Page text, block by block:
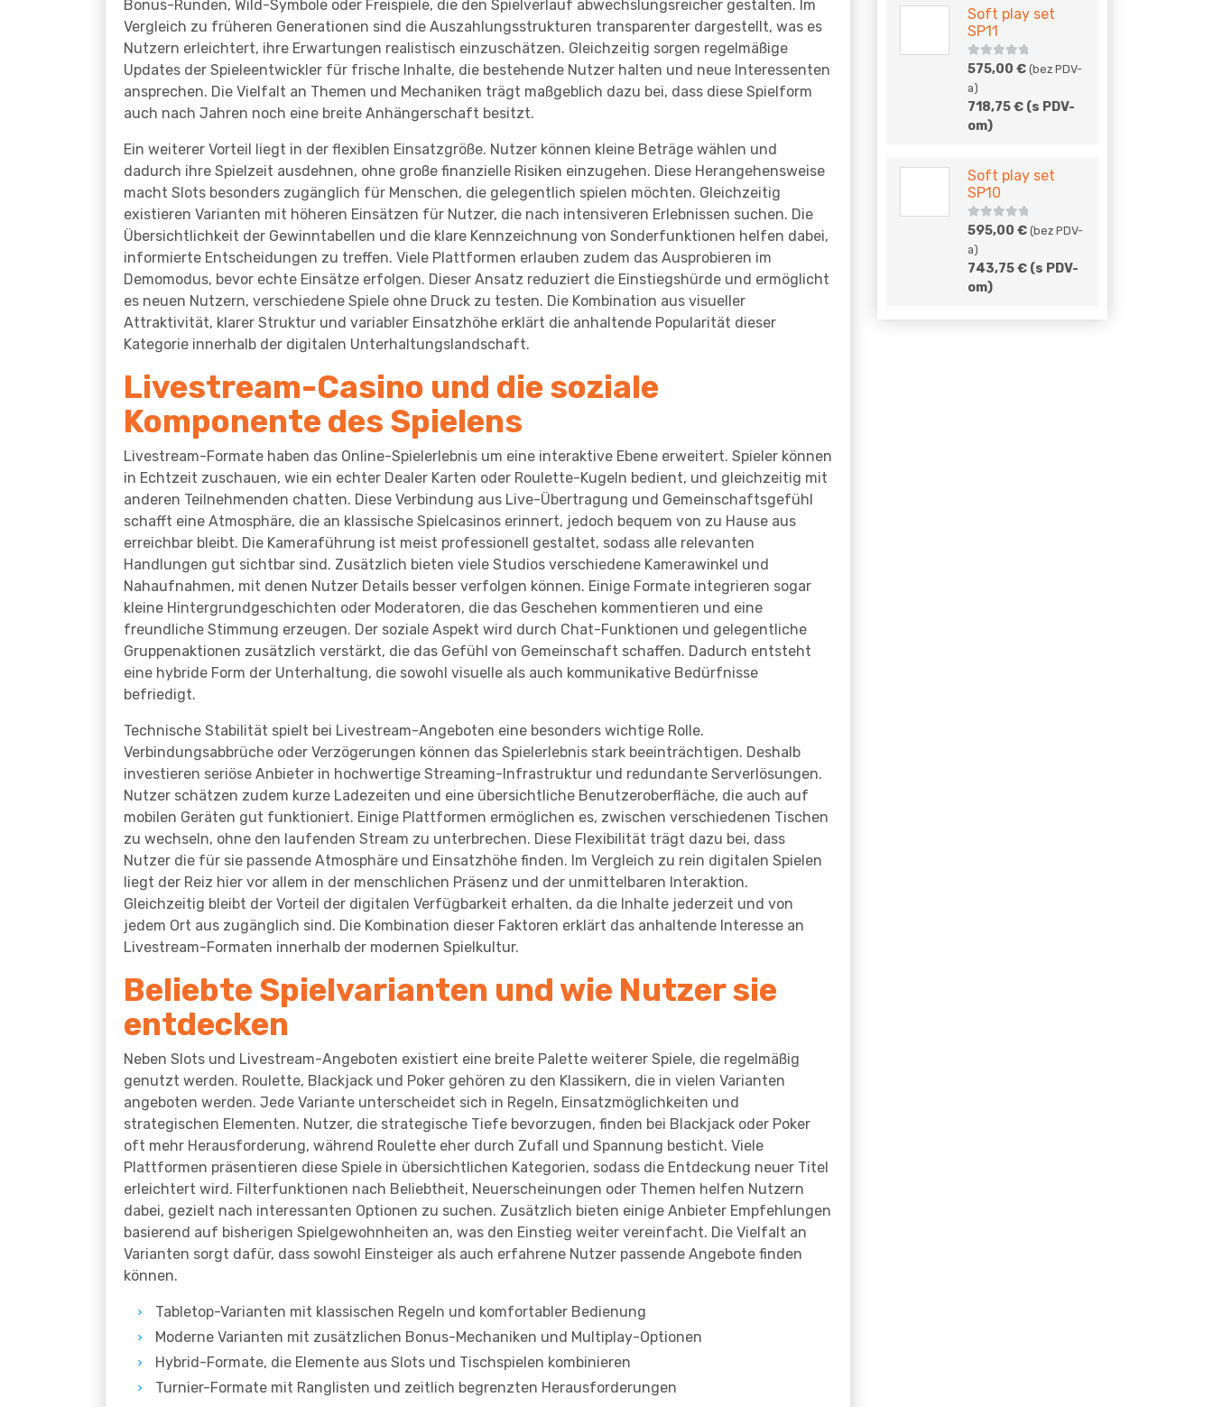
Bonus-Runden, Wild-Symbole oder Freispiele, die den Spielverlauf abwechslungsreicher gestalten. Im
Vergleich zu früheren Generationen sind die Auszahlungsstrukturen transparenter dargestellt, was es
Nutzern erleichtert, ihre Erwartungen realistisch einzuschätzen. Gleichzeitig sorgen regelmäßige
Updates der Spieleentwickler für frische Inhalte, die bestehende Nutzer halten und neue Interessenten
ansprechen. Die Vielfalt an Themen und Mechaniken trägt maßgeblich dazu bei, dass diese Spielform
auch nach Jahren noch eine breite Anhängerschaft besitzt.
Ein weiterer Vorteil liegt in der flexiblen Einsatzgröße. Nutzer können kleine Beträge wählen und
dadurch ihre Spielzeit ausdehnen, ohne große finanzielle Risiken einzugehen. Diese Herangehensweise
macht Slots besonders zugänglich für Menschen, die gelegentlich spielen möchten. Gleichzeitig
existieren Varianten mit höheren Einsätzen für Nutzer, die nach intensiveren Erlebnissen suchen. Die
Übersichtlichkeit der Gewinntabellen und die klare Kennzeichnung von Sonderfunktionen helfen dabei,
informierte Entscheidungen zu treffen. Viele Plattformen erlauben zudem das Ausprobieren im
Demomodus, bevor echte Einsätze erfolgen. Dieser Ansatz reduziert die Einstiegshürde und ermöglicht
es neuen Nutzern, verschiedene Spiele ohne Druck zu testen. Die Kombination aus visueller
Attraktivität, klarer Struktur und variabler Einsatzhöhe erklärt die anhaltende Popularität dieser
Kategorie innerhalb der digitalen Unterhaltungslandschaft.
Livestream-Casino und die soziale
Komponente des Spielens
Livestream-Formate haben das Online-Spielerlebnis um eine interaktive Ebene erweitert. Spieler können
in Echtzeit zuschauen, wie ein echter Dealer Karten oder Roulette-Kugeln bedient, und gleichzeitig mit
anderen Teilnehmenden chatten. Diese Verbindung aus Live-Übertragung und Gemeinschaftsgefühl
schafft eine Atmosphäre, die an klassische Spielcasinos erinnert, jedoch bequem von zu Hause aus
erreichbar bleibt. Die Kameraführung ist meist professionell gestaltet, sodass alle relevanten
Handlungen gut sichtbar sind. Zusätzlich bieten viele Studios verschiedene Kamerawinkel und
Nahaufnahmen, mit denen Nutzer Details besser verfolgen können. Einige Formate integrieren sogar
kleine Hintergrundgeschichten oder Moderatoren, die das Geschehen kommentieren und eine
freundliche Stimmung erzeugen. Der soziale Aspekt wird durch Chat-Funktionen und gelegentliche
Gruppenaktionen zusätzlich verstärkt, die das Gefühl von Gemeinschaft schaffen. Dadurch entsteht
eine hybride Form der Unterhaltung, die sowohl visuelle als auch kommunikative Bedürfnisse
befriedigt.
Technische Stabilität spielt bei Livestream-Angeboten eine besonders wichtige Rolle.
Verbindungsabbrüche oder Verzögerungen können das Spielerlebnis stark beeinträchtigen. Deshalb
investieren seriöse Anbieter in hochwertige Streaming-Infrastruktur und redundante Serverlösungen.
Nutzer schätzen zudem kurze Ladezeiten und eine übersichtliche Benutzeroberfläche, die auch auf
mobilen Geräten gut funktioniert. Einige Plattformen ermöglichen es, zwischen verschiedenen Tischen
zu wechseln, ohne den laufenden Stream zu unterbrechen. Diese Flexibilität trägt dazu bei, dass
Nutzer die für sie passende Atmosphäre und Einsatzhöhe finden. Im Vergleich zu rein digitalen Spielen
liegt der Reiz hier vor allem in der menschlichen Präsenz und der unmittelbaren Interaktion.
Gleichzeitig bleibt der Vorteil der digitalen Verfügbarkeit erhalten, da die Inhalte jederzeit und von
jedem Ort aus zugänglich sind. Die Kombination dieser Faktoren erklärt das anhaltende Interesse an
Livestream-Formaten innerhalb der modernen Spielkultur.
Beliebte Spielvarianten und wie Nutzer sie
entdecken
Neben Slots und Livestream-Angeboten existiert eine breite Palette weiterer Spiele, die regelmäßig
genutzt werden. Roulette, Blackjack und Poker gehören zu den Klassikern, die in vielen Varianten
angeboten werden. Jede Variante unterscheidet sich in Regeln, Einsatzmöglichkeiten und
strategischen Elementen. Nutzer, die strategische Tiefe bevorzugen, finden bei Blackjack oder Poker
oft mehr Herausforderung, während Roulette eher durch Zufall und Spannung besticht. Viele
Plattformen präsentieren diese Spiele in übersichtlichen Kategorien, sodass die Entdeckung neuer Titel
erleichtert wird. Filterfunktionen nach Beliebtheit, Neuerscheinungen oder Themen helfen Nutzern
dabei, gezielt nach interessanten Optionen zu suchen. Zusätzlich bieten einige Anbieter Empfehlungen
basierend auf bisherigen Spielgewohnheiten an, was den Einstieg weiter vereinfacht. Die Vielfalt an
Varianten sorgt dafür, dass sowohl Einsteiger als auch erfahrene Nutzer passende Angebote finden
können.
Tabletop-Varianten mit klassischen Regeln und komfortabler Bedienung
Moderne Varianten mit zusätzlichen Bonus-Mechaniken und Multiplay-Optionen
Hybrid-Formate, die Elemente aus Slots und Tischspielen kombinieren
Turnier-Formate mit Ranglisten und zeitlich begrenzten Herausforderungen
Soft play set
SP11
5out of
5
575,00 € (bez PDV-
a)
718,75€(s PDV-
om)
Soft play set
SP10
5out of
5
595,00 € (bez PDV-
a)
743,75€(s PDV-
om)